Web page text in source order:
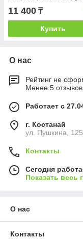
(60-62/5XL)
11 400 ₸
Купить
О нас
Рейтинг не
Менее 5
Работает с
г. Костанай
ул. Пушкина,
Контакты
Сегодня
Показать весь
О нас
Контакты